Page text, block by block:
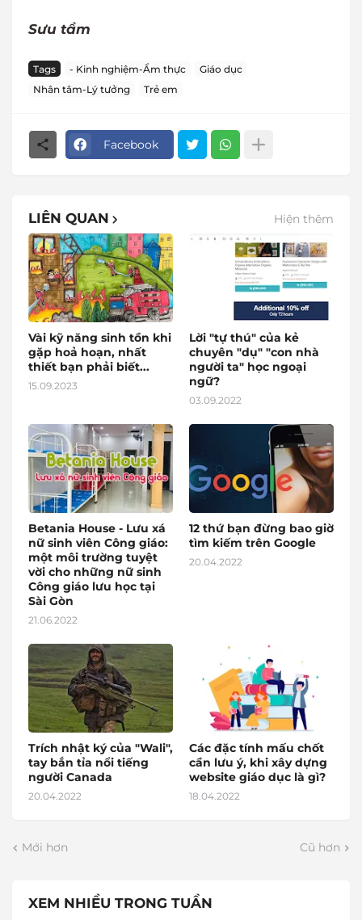
Sưu tầm
Tags - Kinh nghiệm-Ẩm thực
Giáo dục
Nhân tâm-Lý tưởng
Trẻ em
Facebook
LIÊN QUAN Hiện thêm
Vài kỹ năng sinh tồn khi
gặp hoả hoạn, nhất
thiết bạn phải biết...
15.09.2023
Lời "tự thú" của kẻ
chuyên "dụ" "con nhà
người ta" học ngoại
ngữ?
03.09.2022
Betania House - Lưu xá
nữ sinh viên Công giáo:
một môi trường tuyệt
vời cho những nữ sinh
Công giáo lưu học tại
Sài Gòn
21.06.2022
12 thứ bạn đừng bao giờ
tìm kiếm trên Google
20.04.2022
Trích nhật ký của "Wali",
tay bắn tỉa nổi tiếng
người Canada
20.04.2022
Các đặc tính mấu chốt
cần lưu ý, khi xây dựng
website giáo dục là gì?
18.04.2022
Mới hơn Cũ hơn
XEM NHIỀU TRONG TUẦN